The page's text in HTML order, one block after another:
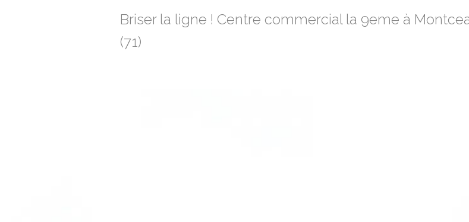
Briser la ligne ! Centre commercial la 9eme à
(71)